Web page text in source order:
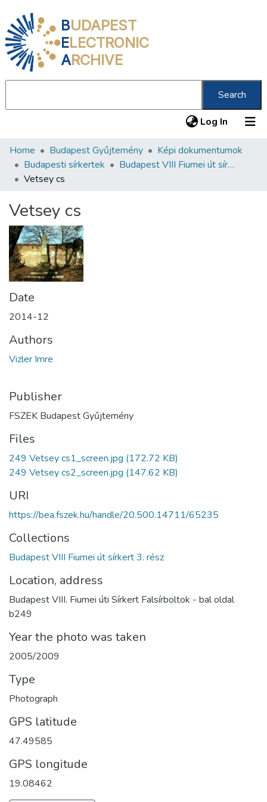
BUDAPEST
ELECTRONIC
ARCHIVE
Search
Log In (current)
Communities & Collections
All of DSpace
About us
Home Budapest Gyűjtemény
Képi dokumentumok
Budapesti sírkertek
Budapest VIII Fiumei út sírkert 3. rész
Vetsey cs
Vetsey cs
Date
2014-12
Authors
Vizler Imre
Publisher
FSZEK Budapest Gyűjtemény
Files
249 Vetsey cs1_screen.jpg (172.72 KB)
249 Vetsey cs2_screen.jpg (147.62 KB)
URI
https://bea.fszek.hu/handle/20.500.14711/65235
Collections
Budapest VIII Fiumei út sírkert 3. rész
Location, address
Budapest VIII. Fiumei úti Sírkert Falsírboltok - bal oldal
b249
Year the photo was taken
2005/2009
Type
Photograph
GPS latitude
47.49585
GPS longitude
19.08462